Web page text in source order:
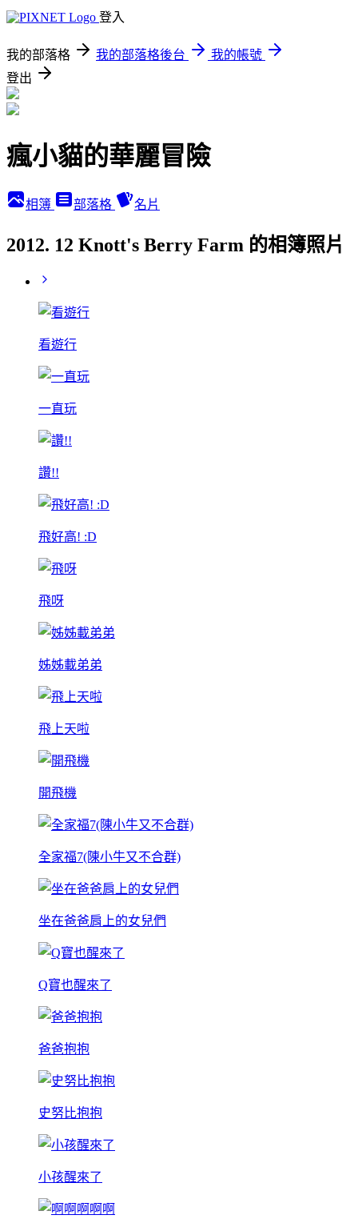
登入
我的部落格 我的部落格後台
我的帳號
登出
瘋小貓的華麗冒險
相簿 部落格 名片
2012. 12 Knott's Berry Farm 的相簿照片
看遊行
一直玩
讚!!
飛好高! :D
飛呀
姊姊載弟弟
飛上天啦
開飛機
全家福7(陳小牛又不合群)
坐在爸爸肩上的女兒們
Q寶也醒來了
爸爸抱抱
史努比抱抱
小孩醒來了